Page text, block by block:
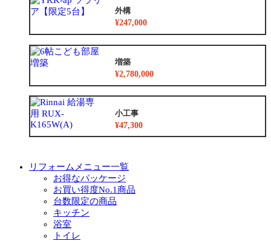
外構
¥247,000
増築
¥2,780,000
小工事
¥47,300
リフォームメニュー一覧
お得なパッケージ
お買い得度No.1商品
台数限定の商品
キッチン
浴室
トイレ